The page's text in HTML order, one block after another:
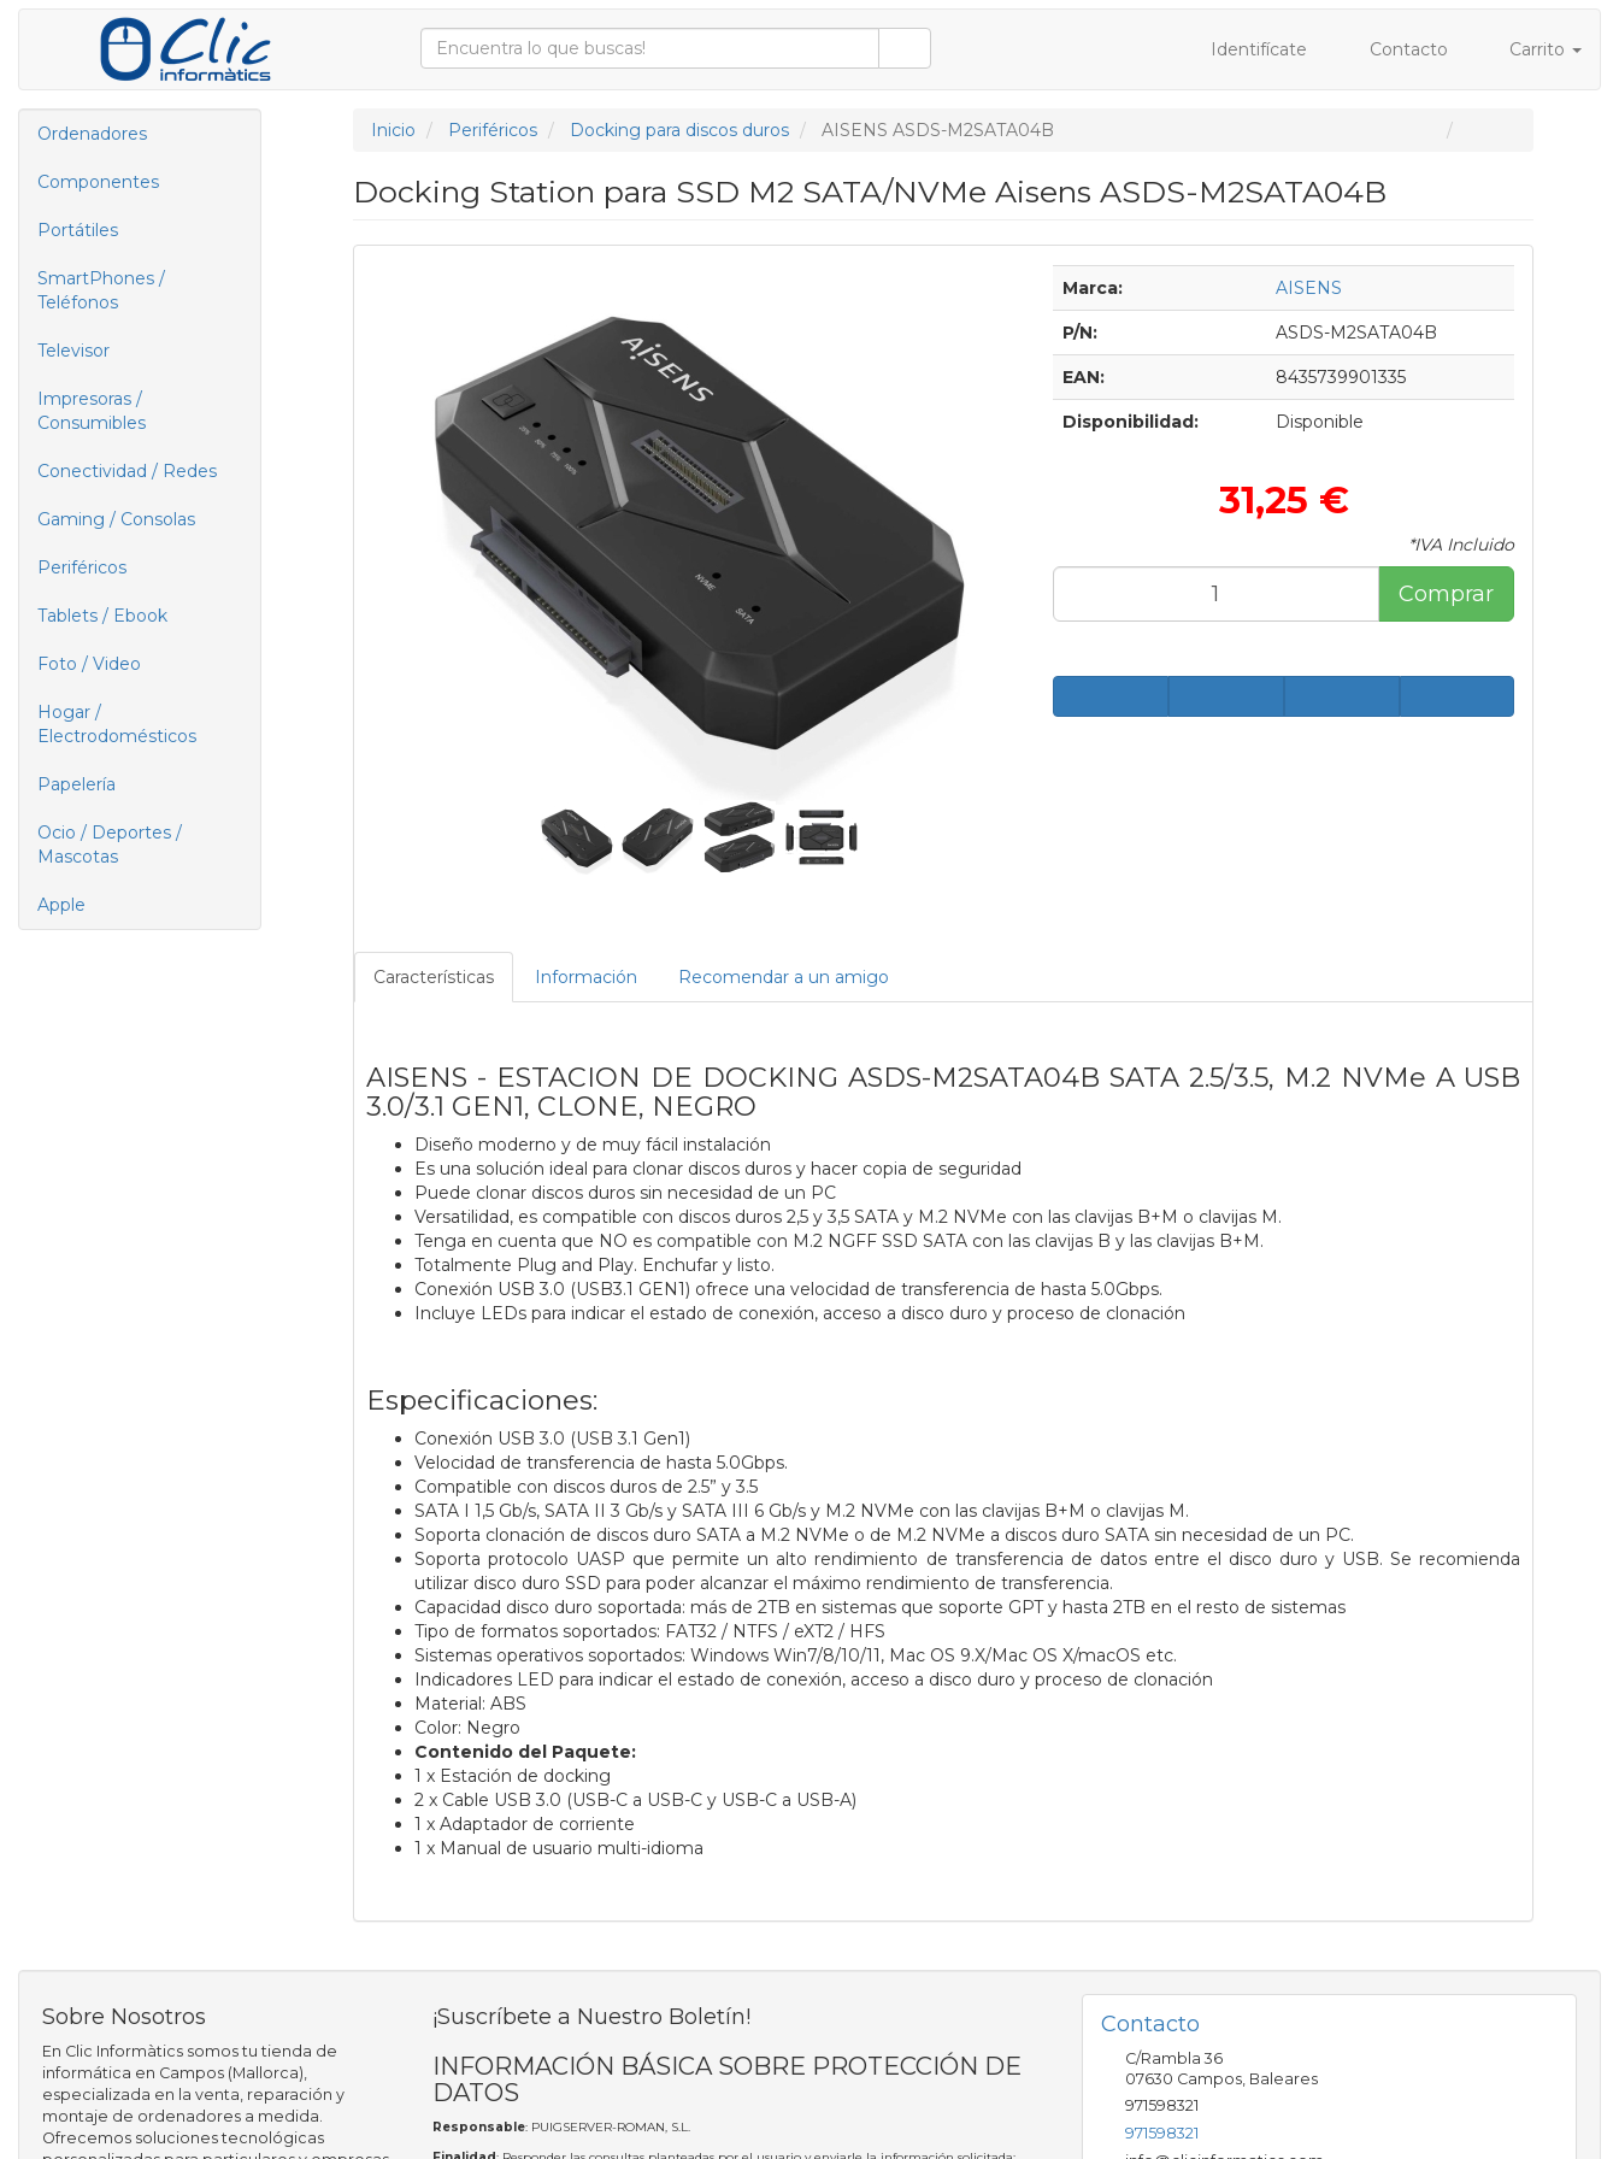
Identifícate Contacto Carrito
Ordenadores
Componentes
Portátiles
SmartPhones /
Teléfonos
Televisor
Impresoras /
Consumibles
Conectividad / Redes
Gaming / Consolas
Periféricos
Tablets / Ebook
Foto / Video
Hogar /
Electrodomésticos
Papelería
Ocio / Deportes /
Mascotas
Apple
Inicio Periféricos Docking para discos duros AISENS ASDS-M2SATA04B
Docking Station para SSD M2 SATA/NVMe Aisens ASDS-M2SATA04B
Marca: AISENS
P/N: ASDS-M2SATA04B
EAN: 8435739901335
Disponibilidad: Disponible
31,25 €
*IVA Incluido
Comprar
Características Información Recomendar a un amigo
AISENS - ESTACION DE DOCKING ASDS-M2SATA04B SATA 2.5/3.5, M.2 NVMe A USB
3.0/3.1 GEN1, CLONE, NEGRO
Diseño moderno y de muy fácil instalación
Es una solución ideal para clonar discos duros y hacer copia de seguridad
Puede clonar discos duros sin necesidad de un PC
Versatilidad, es compatible con discos duros 2,5 y 3,5 SATA y M.2 NVMe con las clavijas B+M o clavijas M.
Tenga en cuenta que NO es compatible con M.2 NGFF SSD SATA con las clavijas B y las clavijas B+M.
Totalmente Plug and Play. Enchufar y listo.
Conexión USB 3.0 (USB3.1 GEN1) ofrece una velocidad de transferencia de hasta 5.0Gbps.
Incluye LEDs para indicar el estado de conexión, acceso a disco duro y proceso de clonación
Especificaciones:
Conexión USB 3.0 (USB 3.1 Gen1)
Velocidad de transferencia de hasta 5.0Gbps.
Compatible con discos duros de 2.5” y 3.5
SATA I 1,5 Gb/s, SATA II 3 Gb/s y SATA III 6 Gb/s y M.2 NVMe con las clavijas B+M o clavijas M.
Soporta clonación de discos duro SATA a M.2 NVMe o de M.2 NVMe a discos duro SATA sin necesidad de un PC.
Soporta protocolo UASP que permite un alto rendimiento de transferencia de datos entre el disco duro y USB. Se recomienda
utilizar disco duro SSD para poder alcanzar el máximo rendimiento de transferencia.
Capacidad disco duro soportada: más de 2TB en sistemas que soporte GPT y hasta 2TB en el resto de sistemas
Tipo de formatos soportados: FAT32 / NTFS / eXT2 / HFS
Sistemas operativos soportados: Windows Win7/8/10/11, Mac OS 9.X/Mac OS X/macOS etc.
Indicadores LED para indicar el estado de conexión, acceso a disco duro y proceso de clonación
Material: ABS
Color: Negro
Contenido del Paquete:
1 x Estación de docking
2 x Cable USB 3.0 (USB-C a USB-C y USB-C a USB-A)
1 x Adaptador de corriente
1 x Manual de usuario multi-idioma
Sobre Nosotros
En Clic Informàtics somos tu tienda de
informática en Campos (Mallorca),
especializada en la venta, reparación y
montaje de ordenadores a medida.
Ofrecemos soluciones tecnológicas
¡Suscríbete a Nuestro Boletín!
INFORMACIÓN BÁSICA SOBRE PROTECCIÓN DE
DATOS
Responsable: PUIGSERVER-ROMAN, S.L.
Contacto
C/Rambla 36
07630 Campos, Baleares
971598321
971598321